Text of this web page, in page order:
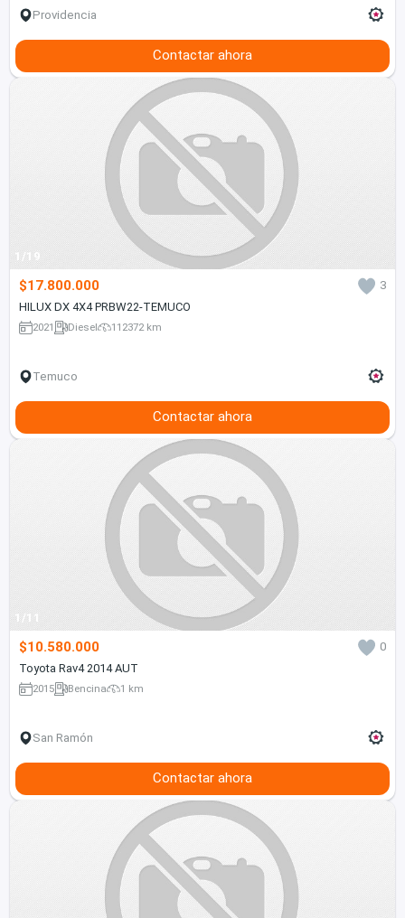
Providencia
Contactar ahora
1/19
$17.800.000
3
HILUX DX 4X4 PRBW22-TEMUCO
2021 Diesel 112372 km
Temuco
Contactar ahora
1/11
$10.580.000
0
Toyota Rav4 2014 AUT
2015 Bencina 1 km
San Ramón
Contactar ahora